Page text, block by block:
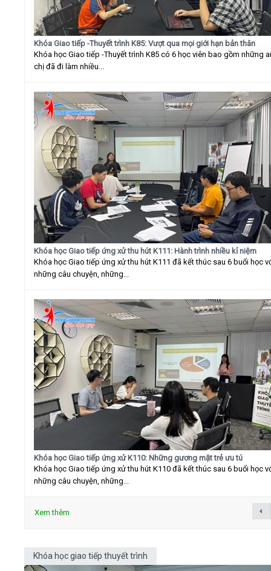
Khóa Giao tiếp -Thuyết trình K85: Vượt qua mọi giới hạn bản thân
Khóa học Giao tiếp -Thuyết trình K85 có 6 học viên bao gồm những
chị đã đi làm nhiều...
Khóa học Giao tiếp ứng xử thu hút K111: Hành trình nhiều kỉ niệm
Khóa học Giao tiếp ứng xử thu hút K111 đã kết thúc sau 6 buổi học
những câu chuyện, những...
Khóa học Giao tiếp ứng xử K110: Những gương mặt trẻ ưu tú
Khóa học Giao tiếp ứng xử thu hút K110 đã kết thúc sau 6 buổi học
những câu chuyện, những...
Xem thêm
Khóa học giao tiếp thuyết trình